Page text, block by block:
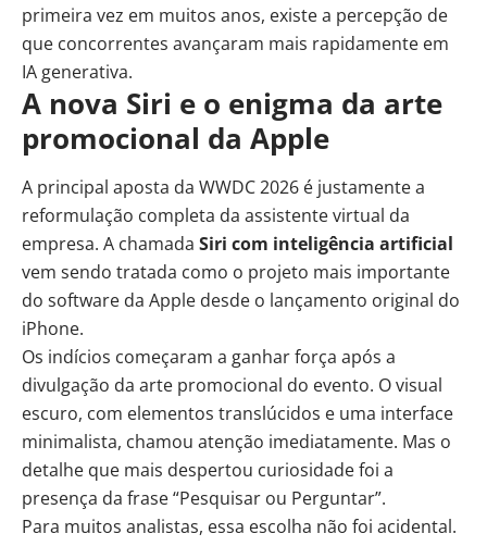
primeira vez em muitos anos, existe a percepção de
que concorrentes avançaram mais rapidamente em
IA generativa.
A nova Siri e o enigma da arte
promocional da Apple
A principal aposta da WWDC 2026 é justamente a
reformulação completa da assistente virtual da
empresa. A chamada Siri com inteligência artificial
vem sendo tratada como o projeto mais importante
do software da Apple desde o lançamento original do
iPhone.
Os indícios começaram a ganhar força após a
divulgação da arte promocional do evento. O visual
escuro, com elementos translúcidos e uma interface
minimalista, chamou atenção imediatamente. Mas o
detalhe que mais despertou curiosidade foi a
presença da frase “Pesquisar ou Perguntar”.
Para muitos analistas, essa escolha não foi acidental.